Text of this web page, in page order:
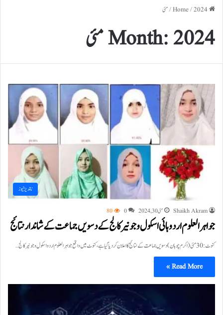
/2024
/مئی
Month:2024 مئی
ناندیڑ نیوز
Shaikh Akram مئی 30, 2024 0
80
جواہرالعلوم اردو ہائی اسکول و جونیر کالج کے دسویں جماعت کے شاندار نتائج
کنوٹ:30 مئی(اکرم چو ہان)دسویں جماعت کے نتائج کا اعلان کردیا گیا ہے،کنوٹ میں واقع جواہرالعلوم اردو اسکول و جونیر کالج…
Read More »